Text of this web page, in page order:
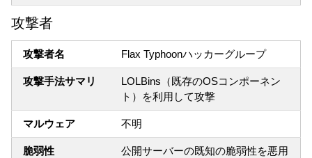
攻撃者
攻撃者名 Flax Typhoonハッカーグループ
攻撃手法サマリ
LOLBins（既存のOSコンポーネン
ト）を利用して攻撃
マルウェア 不明
脆弱性 公開サーバーの既知の脆弱性を悪用